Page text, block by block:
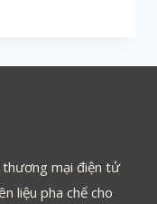
mại điện tử
liệu pha chế cho